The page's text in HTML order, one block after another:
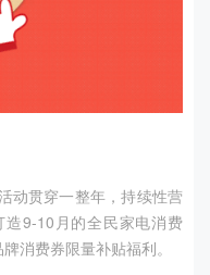
动贯穿一整年，持续性营
造9-10 月的全民家电消费
消费券限量补贴福利。